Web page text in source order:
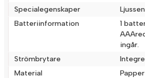
email
Mejladress
Ja, ni får publicera min fråga
Specialegenskaper
Batteriinformation
1
ingår.
Strömbrytare
Material
Papper